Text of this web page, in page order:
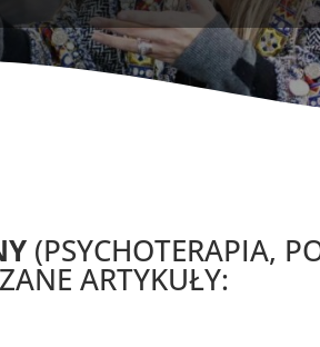
(PSYCHOTERAPIA,
ARTYKUŁY: